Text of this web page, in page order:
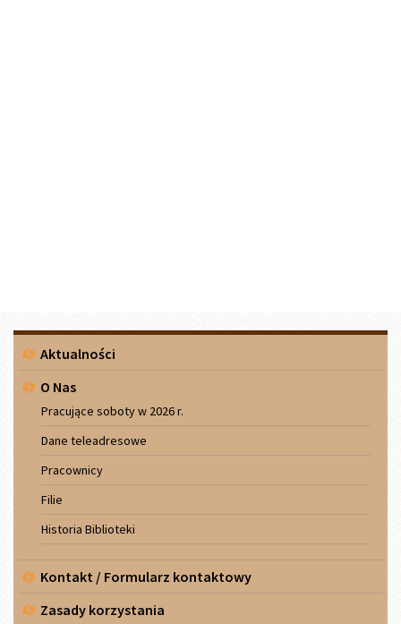
Menu
boczne
Aktualności
O Nas
Pracujące soboty w 2026 r.
Dane teleadresowe
Pracownicy
Filie
Historia Biblioteki
Kontakt / Formularz kontaktowy
Zasady korzystania